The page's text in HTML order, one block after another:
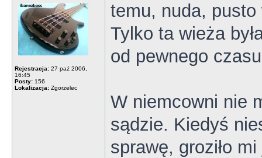
Rejestracja: 27 paź 2006,
16:45
Posty: 156
Lokalizacja: Zgorzelec
temu, nuda,
Tylko ta wieża
od pewnego
W niemcowni nie
sądzie. Kiedyś
sprawę, groziło